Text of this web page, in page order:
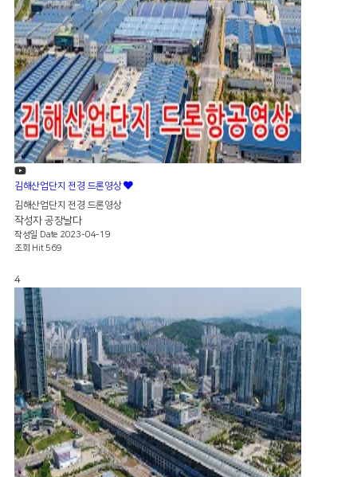
김해산업단지 전경 드론영상
김해산업단지 전경 드론영상
작성자 공장날다
작성일 Date 2023-04-19
조회 Hit 569
4